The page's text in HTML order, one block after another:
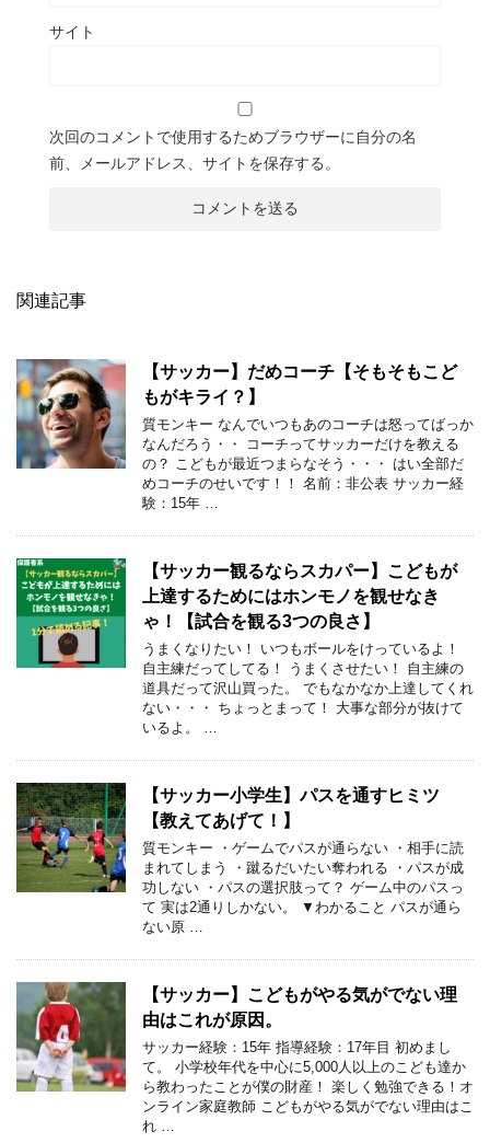
サイト
次回のコメントで使用するためブラウザーに自分の名
前、メールアドレス、サイトを保存する。
関連記事
【サッカー】だめコーチ【そもそもこど
もがキライ？】
質モンキー なんでいつもあのコーチは怒ってばっか
なんだろう・・ コーチってサッカーだけを教える
の？ こどもが最近つまらなそう・・・ はい全部だ
めコーチのせいです！！ 名前：非公表 サッカー経
験：15年 …
【サッカー観るならスカパー】こどもが
上達するためにはホンモノを観せなき
ゃ！【試合を観る3つの良さ】
うまくなりたい！ いつもボールをけっているよ！
自主練だってしてる！ うまくさせたい！ 自主練の
道具だって沢山買った。 でもなかなか上達してくれ
ない・・・ ちょっとまって！ 大事な部分が抜けて
いるよ。 …
【サッカー小学生】パスを通すヒミツ
【教えてあげて！】
質モンキー ・ゲームでパスが通らない ・相手に読
まれてしまう ・蹴るだいたい奪われる ・パスが成
功しない ・パスの選択肢って？ ゲーム中のパスっ
て 実は2通りしかない。 ▼わかること パスが通ら
ない原 …
【サッカー】こどもがやる気がでない理
由はこれが原因。
サッカー経験：15年 指導経験：17年目 初めまし
て。 小学校年代を中心に5,000人以上のこども達か
ら教わったことが僕の財産！ 楽しく勉強できる！オ
ンライン家庭教師 こどもがやる気がでない理由はこ
れ …